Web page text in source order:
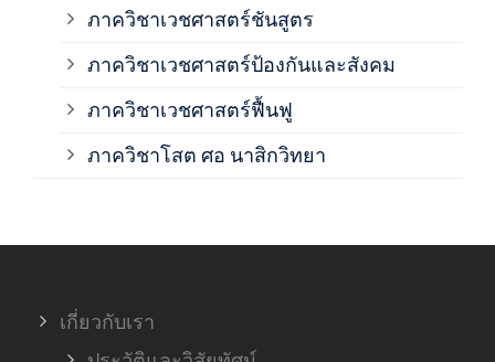
ภาควิชาเวชศาสตร์ชันสูตร
ภาควิชาเวชศาสตร์ป้องกันและสังคม
ภาควิชาเวชศาสตร์ฟื้นฟู
ภาควิชาโสต ศอ นาสิกวิทยา
เกี่ยวกับเรา